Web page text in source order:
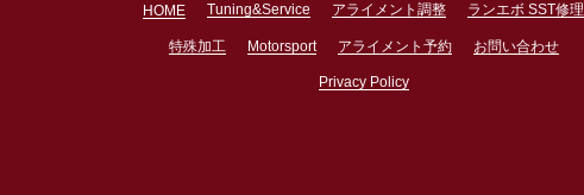
HOME Tuning&Service アライメント調整 ランエボ SST修理
特殊加工 Motorsport アライメント予約 お問い合わせ
Privacy Policy